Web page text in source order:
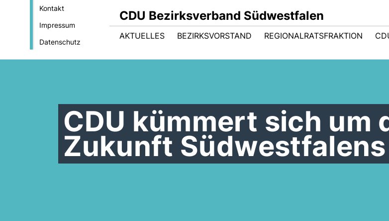
Kontakt
Impressum
Datenschutz
CDU Bezirksverband Südwestfalen
AKTUELLES BEZIRKSVORSTAND REGIONALRATSFRAKTION
CDU kümmert sich um
Zukunft Südwestfalens